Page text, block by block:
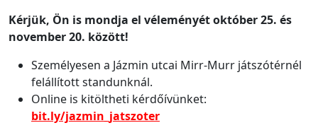
Kérjük, Ön is mondja el véleményét október 25. és
november 20. között!
Személyesen a Jázmin utcai Mirr-Murr játszótérnél
felállított standunknál.
Online is kitöltheti kérdőívünket:
bit.ly/jazmin_jatszoter